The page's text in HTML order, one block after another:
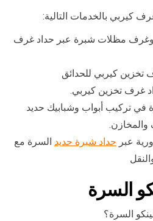
كيربي بالخدمات التالية:
مظلات شبرة عبر حداد غرف
كيربي للحدائق
غرف تخزين كيربي.
في تركيب أبواب وشبابيك حديد
عبر حداد شبرة حديد السرة مع
السرة
السرة؟